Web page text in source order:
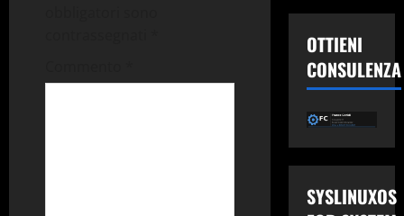
i
OTTIENI
CONSULENZA
SYSLINUXOS